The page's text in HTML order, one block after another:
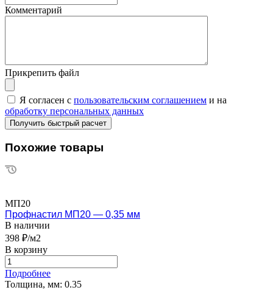
Комментарий
Прикрепить файл
Я согласен с пользовательским соглашением и на
обработку персональных данных
Похожие товары
МП20
Профнастил МП20 — 0,35 мм
В наличии
398 ₽/м2
В корзину
Подробнее
Толщина, мм: 0.35